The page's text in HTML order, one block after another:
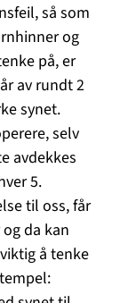
så som
og
på, er
av rundt 2
synet.
selv
avdekkes
5.
til oss, får
da kan
å tenke